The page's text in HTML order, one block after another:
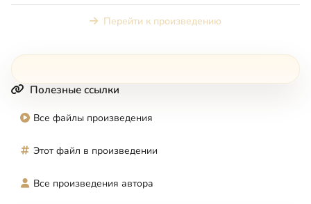
Перейти к произведению
Полезные ссылки
Все файлы произведения
Этот файл в произведении
Все произведения автора